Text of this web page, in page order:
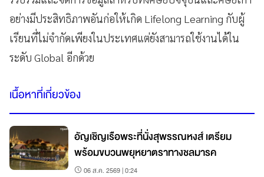
อย่างมีประสิทธิภาพอันก่อให้เกิด Lifelong Learning กับผู้
เรียนที่ไม่จำกัดเพียงในประเทศแต่ยังสามารถใช้งานได้ใน
ระดับ Global อีกด้วย
เนื้อหาที่เกี่ยวข้อง
อัญเชิญเรือพระที่นั่งสุพรรณหงส์ เตรียม
พร้อมขบวนพยุหยาตราทางชลมารค
06 ส.ค. 2569 | 0:24